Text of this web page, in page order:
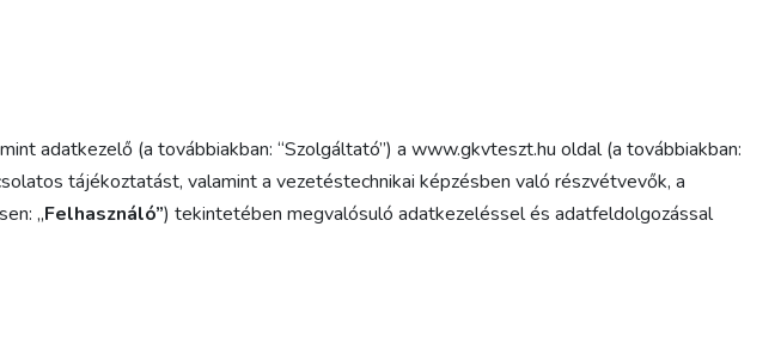
adatkezelő (a továbbiakban: “Szolgáltató”) a www.gkvteszt.hu oldal (a továbbiakban:
tájékoztatást, valamint a vezetéstechnikai képzésben való részvétvevők, a
„Felhasználó”) tekintetében megvalósuló adatkezeléssel és adatfeldolgozással